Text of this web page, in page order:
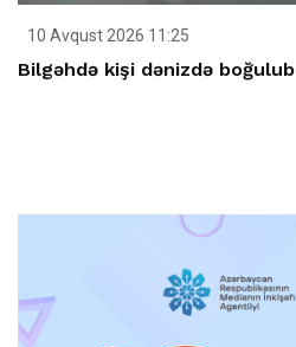
10 Avqust 2026 11:25
Bilgəhdə kişi dənizdə boğulub